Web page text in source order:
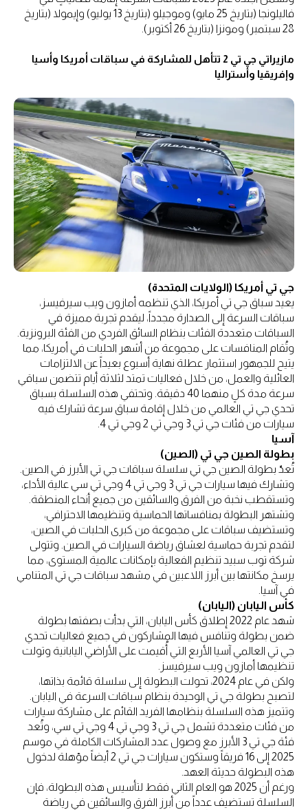
فاليلونجا (بتاريخ 25 مايو) وموجيلو (بتاريخ 13 يوليو) وإيمولا (بتاريخ
28 سبتمبر) ومونزا (بتاريخ 26 أكتوبر).
مازيراتي جي تي 2 تتأهل للمشاركة في سباقات أمريكا وأسيا
وإفريقيا وأستراليا
جي تي أمريكا (الولايات المتحدة)
يعيد سباق جي تي أمريكا، الذي تنظمه أمازون ويب سيرفيسز،
سباقات السرعة إلى الصدارة مجدداً، ليقدم تجربة مميزة في
السباقات متعددة الفئات بنظام السائق الفردي من الفئة البرونزية.
وتُقام المنافسات على مجموعة من أشهر الحلبات في أمريكا، مما
يتيح للجمهور استثمار عطلة نهاية أسبوع بعيداً عن الالتزامات
العائلية والعمل، من خلال فعاليات تمتد لثلاثة أيام تتضمن سباقي
سرعة مدة كلٍ منهما 40 دقيقة. وتحتفي هذه السلسلة بسباق
تحدي جي تي العالمي من خلال إقامة سباق سرعة تشارك فيه
سيارات من فئات جي تي 3 وجي تي 2 وجي تي 4.
آسيا
بطولة الصين جي تي (الصين)
تُعدّ بطولة الصين جي تي سلسلة سباقات جي تي الأبرز في الصين.
وتشارك فيها سيارات جي تي 3 وجي تي 4 وجي تي سي عالية الأداء،
وتستقطب نخبة من الفرق والسائقين من جميع أنحاء المنطقة.
وتشتهر البطولة بمنافساتها الحماسية وتنظيمها الاحترافي،
وتستضيف سباقات على مجموعة من كبرى الحلبات في الصين،
لتقدم تجربة حماسية لعشاق رياضة السيارات في الصين. وتتولى
شركة توب سبيد تنظيم الفعالية بإمكانات عالمية المستوى، مما
يرسخ مكانتها بين أبرز اللاعبين في مشهد سباقات جي تي المتنامي
في آسيا.
كأس اليابان (اليابان)
شهد عام 2022 إطلاق كأس اليابان، التي بدأت بصفتها بطولة
ضمن بطولة وتنافس فيها المشاركون في جميع فعاليات تحدي
جي تي العالمي آسيا الأربع التي أُقيمت على الأراضي اليابانية وتولت
تنظيمها أمازون ويب سيرفيسز.
ولكن في عام 2024، تحولت البطولة إلى سلسلة قائمة بذاتها،
لتصبح بطولة جي تي الوحيدة بنظام سباقات السرعة في اليابان.
وتتميز هذه السلسلة بنظامها الفريد القائم على مشاركة سيارات
من فئات متعددة تشمل جي تي 3 وجي تي 4 وجي تي سي، وتُعد
فئة جي تي 3 الأبرز مع وصول عدد المشاركات الكاملة في موسم
2025 إلى 16 فريقاً وستكون سيارات جي تي 2 أيضاً مؤهلة لدخول
هذه البطولة حديثة العهد.
ورغم أن 2025 هو العام الثاني فقط لتأسيس هذه البطولة، فإن
السلسلة تستضيف عدداً من أبرز الفرق والسائقين في رياضة